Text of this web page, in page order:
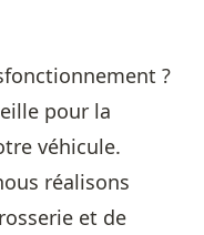
?
pour la
véhicule.
réalisons
et de